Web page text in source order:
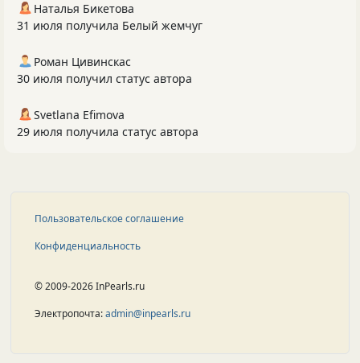
Наталья Бикетова
31 июля получила Белый жемчуг
Роман Цивинскас
30 июля получил статус автора
Svetlana Efimova
29 июля получила статус автора
Пользовательское соглашение
Конфиденциальность
© 2009-2026 InPearls.ru
Электропочта:admin@inpearls.ru